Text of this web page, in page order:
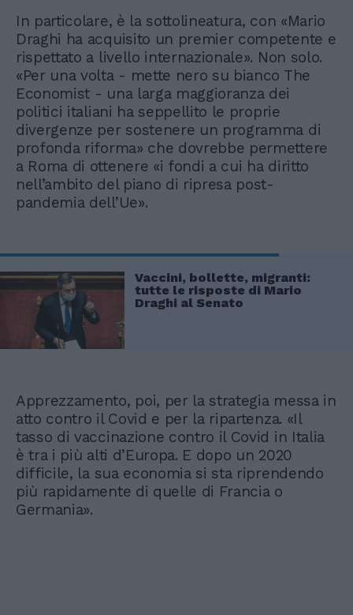
In particolare, è la sottolineatura, con «Mario
Draghi ha acquisito un premier competente e
rispettato a livello internazionale». Non solo.
«Per una volta - mette nero su bianco The
Economist - una larga maggioranza dei
politici italiani ha seppellito le proprie
divergenze per sostenere un programma di
profonda riforma» che dovrebbe permettere
a Roma di ottenere «i fondi a cui ha diritto
nell’ambito del piano di ripresa post-
pandemia dell’Ue».
Vaccini, bollette, migranti:
tutte le risposte di Mario
Draghi al Senato
Apprezzamento, poi, per la strategia messa in
atto contro il Covid e per la ripartenza. «Il
tasso di vaccinazione contro il Covid in Italia
è tra i più alti d’Europa. E dopo un 2020
difficile, la sua economia si sta riprendendo
più rapidamente di quelle di Francia o
Germania».